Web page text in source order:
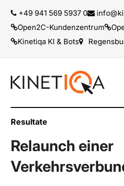
+49 941 569 5937 0
Open2C-Kundenzentrum
Kinetiqa KI & Bots
Resultate
Relaunch einer